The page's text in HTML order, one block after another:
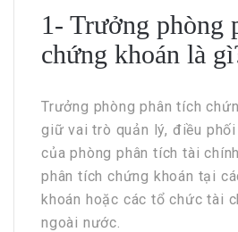
1- Trưởng phòng
chứng khoán là
Trưởng phòng phân tích
giữ vai trò quản lý, điều
của phòng phân tích tài
phân tích chứng khoán tại
khoán hoặc các tổ chức tài
ngoài nước.